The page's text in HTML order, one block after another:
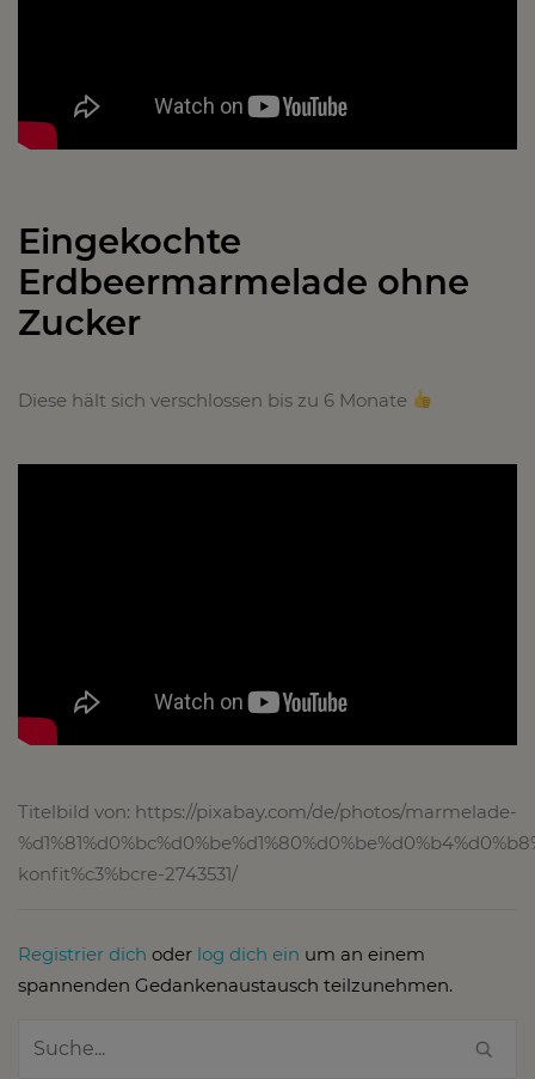
Eingekochte
Erdbeermarmelade ohne
Zucker
Diese hält sich verschlossen bis zu 6 Monate
Titelbild von: https://pixabay.com/de/photos/marmelade-
konfit%c3%bcre-2743531/
Registrier dich oder log dich ein um an einem
spannenden Gedankenaustausch teilzunehmen.